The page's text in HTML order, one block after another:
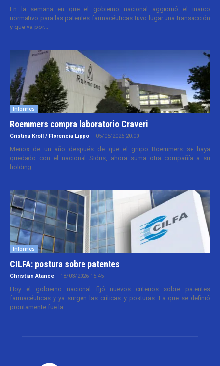
En la semana en que el gobierno nacional aggiornó el marco
normativo para las patentes farmacéuticas tuvo lugar una transacción
y que va por...
Informes
Roemmers compra laboratorio Craveri
Cristina Kroll / Florencia Lippo - 05/05/2026 20:00
Menos de un año después de que el grupo Roemmers se haya
quedado con el nacional Sidus, ahora suma otra compañía a su
holding....
Informes
CILFA: postura sobre patentes
Christian Atance - 18/03/2026 15:45
Hoy el gobierno nacional fijó nuevos criterios sobre patentes
farmacéuticas y ya surgen las críticas y posturas. La que se definió
prontamente fue la...